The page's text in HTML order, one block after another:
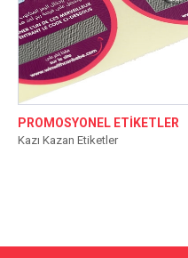
PROMOSYONEL ETİKETLER
Kazı Kazan Etiketler